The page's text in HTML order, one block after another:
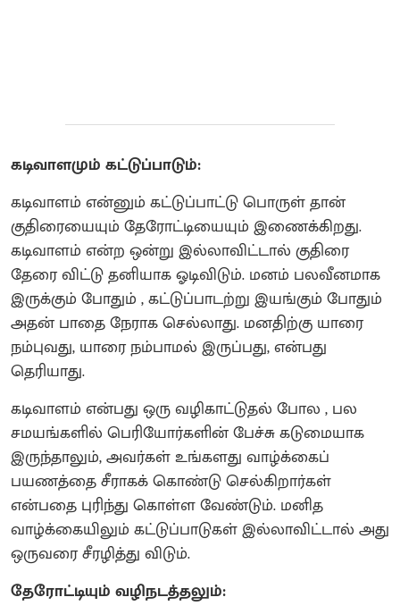
கடிவாளமும் கட்டுப்பாடும்:
கடிவாளம் என்னும் கட்டுப்பாட்டு பொருள் தான்
குதிரையையும் தேரோட்டியையும் இணைக்கிறது.
கடிவாளம் என்ற ஒன்று இல்லாவிட்டால் குதிரை
தேரை விட்டு தனியாக ஓடிவிடும். மனம் பலவீனமாக
இருக்கும் போதும் , கட்டுப்பாடற்று இயங்கும் போதும்
அதன் பாதை நேராக செல்லாது. மனதிற்கு யாரை
நம்புவது, யாரை நம்பாமல் இருப்பது, என்பது
தெரியாது.
கடிவாளம் என்பது ஒரு வழிகாட்டுதல் போல , பல
சமயங்களில் பெரியோர்களின் பேச்சு கடுமையாக
இருந்தாலும், அவர்கள் உங்களது வாழ்க்கைப்
பயணத்தை சீராகக் கொண்டு செல்கிறார்கள்
என்பதை புரிந்து கொள்ள வேண்டும். மனித
வாழ்க்கையிலும் கட்டுப்பாடுகள் இல்லாவிட்டால் அது
ஒருவரை சீரழித்து விடும்.
தேரோட்டியும் வழிநடத்தலும்: